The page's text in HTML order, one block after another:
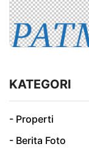
KATEGORI
- Properti
- Berita Foto